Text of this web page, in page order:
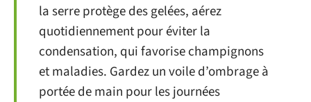
la serre protège des gelées, aérez
quotidiennement pour éviter la
condensation, qui favorise champignons
et maladies. Gardez un voile d’ombrage à
portée de main pour les journées